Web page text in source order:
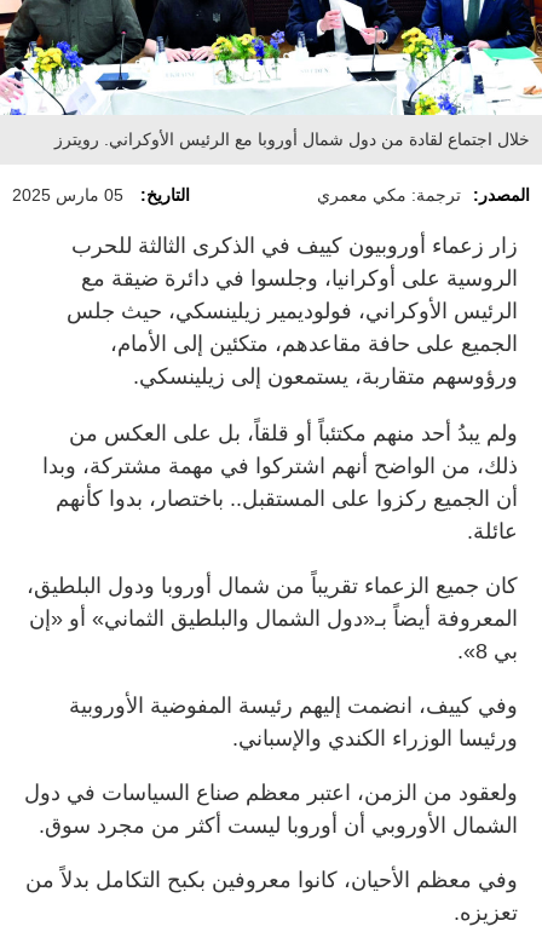
خلال اجتماع لقادة من دول شمال أوروبا مع الرئيس الأوكراني. رويترز
المصدر: ترجمة: مكي معمري التاريخ: 05 مارس 2025
زار زعماء أوروبيون كييف في الذكرى الثالثة للحرب
الروسية على أوكرانيا، وجلسوا في دائرة ضيقة مع
الرئيس الأوكراني، فولوديمير زيلينسكي، حيث جلس
الجميع على حافة مقاعدهم، متكئين إلى الأمام،
ورؤوسهم متقاربة، يستمعون إلى زيلينسكي.
ولم يبدُ أحد منهم مكتئباً أو قلقاً، بل على العكس من
ذلك، من الواضح أنهم اشتركوا في مهمة مشتركة، وبدا
أن الجميع ركزوا على المستقبل.. باختصار، بدوا كأنهم
عائلة.
كان جميع الزعماء تقريباً من شمال أوروبا ودول البلطيق،
المعروفة أيضاً بـ«دول الشمال والبلطيق الثماني» أو «إن
بي 8».
وفي كييف، انضمت إليهم رئيسة المفوضية الأوروبية
ورئيسا الوزراء الكندي والإسباني.
ولعقود من الزمن، اعتبر معظم صناع السياسات في دول
الشمال الأوروبي أن أوروبا ليست أكثر من مجرد سوق.
وفي معظم الأحيان، كانوا معروفين بكبح التكامل بدلاً من
تعزيزه.